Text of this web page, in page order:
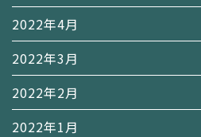
2022年4月
2022年3月
2022年2月
2022年1月